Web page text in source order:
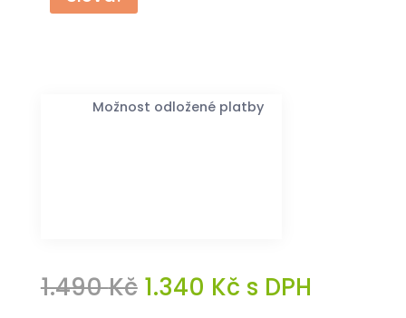
Možnost odložené platby
1.490Kč Původní
1.340 KčAktuální
s DPH